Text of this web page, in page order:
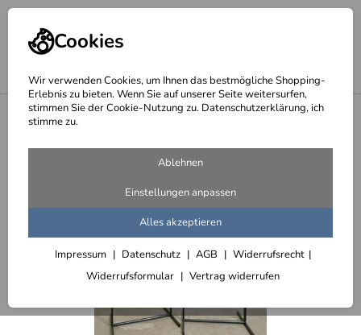
Cookies
Wir verwenden Cookies, um Ihnen das bestmögliche Shopping-
Erlebnis zu bieten. Wenn Sie auf unserer Seite weitersurfen,
stimmen Sie der Cookie-Nutzung zu. Datenschutzerklärung, ich
stimme zu.
Ablehnen
Einstellungen anpassen
Alles akzeptieren
Impressum Datenschutz AGB
Widerrufsrecht
Widerrufsformular
Vertrag widerrufen
rollbare oder feststehende Garderoben aus Stahl